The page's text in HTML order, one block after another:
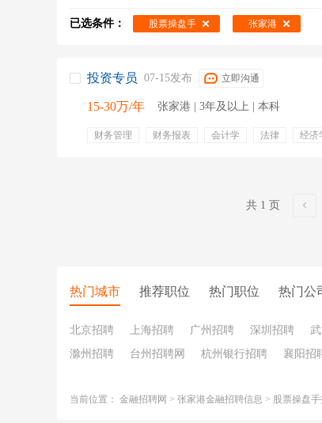
银行风险管理
私募基金经理 信贷专
已选条件： 股票操盘手 张家港
投资专员 07-15发布 立即沟通
15-30万/年 张家港 | 3年及以上 | 本科
财务管理 财务报表 会计学 法律 经济
共 1 页
热门城市 推荐职位 热门职位 热门公
北京招聘 上海招聘 广州招聘 深圳招聘
滁州招聘
台州招聘网 杭州银行招聘 襄阳招
当前位置： 金融招聘网 > 张家港金融招聘信息 > 股票操盘